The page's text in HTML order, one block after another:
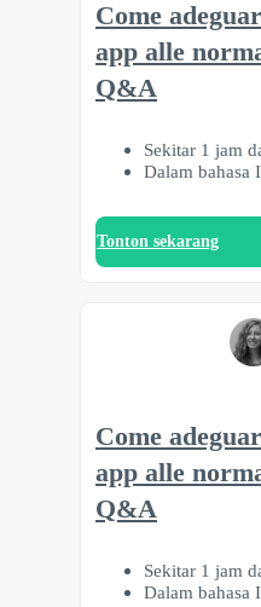
Come
app alle
Q&A
Sekitar 1 jam
Dalam bahasa
Tonton sekarang
Come
app alle
Q&A
Sekitar 1 jam
Dalam bahasa